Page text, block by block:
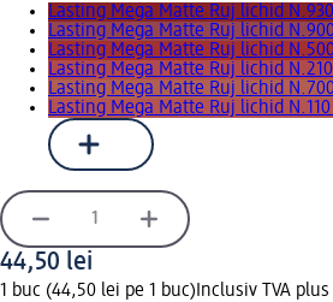
Lasting Mega Matte Ruj lichid N.930
Lasting Mega Matte Ruj lichid N.900
Lasting Mega Matte Ruj lichid N.500
Lasting Mega Matte Ruj lichid N.210
Lasting Mega Matte Ruj lichid N.700
Lasting Mega Matte Ruj lichid N.110
44,50 lei
1 buc (44,50 lei pe 1 buc) Inclusiv TVA plus